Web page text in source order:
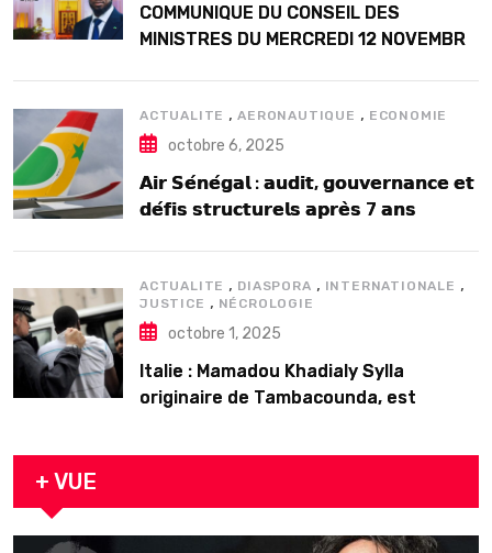
COMMUNIQUE DU CONSEIL DES
MINISTRES DU MERCREDI 12 NOVEMBRE
ACTUALITE ,AERONAUTIQUE , ECONOMIE
octobre 6, 2025
𝗔𝗶𝗿 𝗦𝗲́𝗻𝗲́𝗴𝗮𝗹 : 𝗮𝘂𝗱𝗶𝘁, 𝗴𝗼𝘂𝘃𝗲𝗿𝗻𝗮𝗻𝗰𝗲 𝗲𝘁
𝗱𝗲́𝗳𝗶𝘀 𝘀𝘁𝗿𝘂𝗰𝘁𝘂𝗿𝗲𝗹𝘀 𝗮𝗽𝗿𝗲̀𝘀 7 𝗮𝗻𝘀
ACTUALITE , DIASPORA , INTERNATIONALE ,
JUSTICE , NÉCROLOGIE
octobre 1, 2025
Italie : Mamadou Khadialy Sylla
originaire de Tambacounda, est
+ VUE